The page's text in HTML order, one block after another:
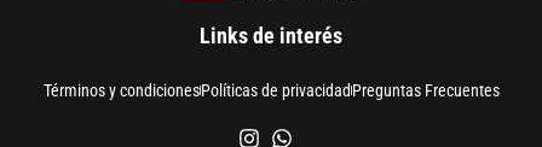
Links de interés
Términos y condicionesPolíticas de privacidadPreguntas Frecuentes